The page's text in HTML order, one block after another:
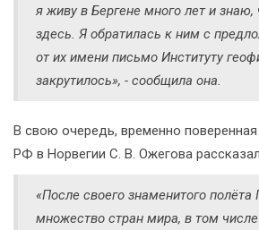
я живу в Бергене много лет и знаю,
здесь. Я обратилась к ним с
от их имени письмо Институту
закрутилось», - сообщила она.
В свою очередь, временно
РФ в Норвегии С. В. Ожегова
«После своего знаменитого полёта
множество стран мира, в том